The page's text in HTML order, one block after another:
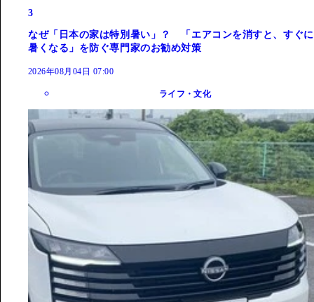
3
なぜ「日本の家は特別暑い」？ 「エアコンを消すと、すぐに
暑くなる」を防ぐ専門家のお勧め対策
2026年08月04日 07:00
ライフ・文化